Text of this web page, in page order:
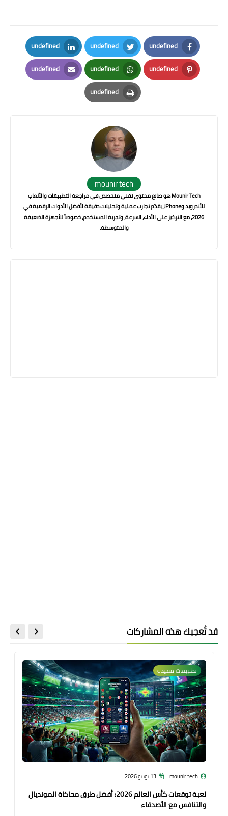
undefined
Facebook
undefined
Twitter
undefined
LinkedIn
undefined
Pinterest
undefined
Whatsapp
undefined
Email
undefined
Print
mounir tech
Mounir Tech هو صانع محتوى تقني متخصص في مراجعة التطبيقات والألعاب
للأندرويد وiPhone، يقدّم تجارب عملية وتحليلات دقيقة لأفضل الأدوات الرقمية في
2026، مع التركيز على الأداء، السرعة، وتجربة المستخدم، خصوصاً للأجهزة الضعيفة
والمتوسطة.
قد تُعجبك هذه المشاركات
تطبيقات مفيدة
mounir tech 13 يونيو 2026
لعبة توقعات كأس العالم 2026: أفضل طرق محاكاة المونديال
والتنافس مع الأصدقاء